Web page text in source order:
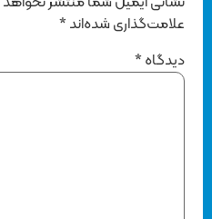
علامت‌گذاری شده‌اند*
دیدگاه*